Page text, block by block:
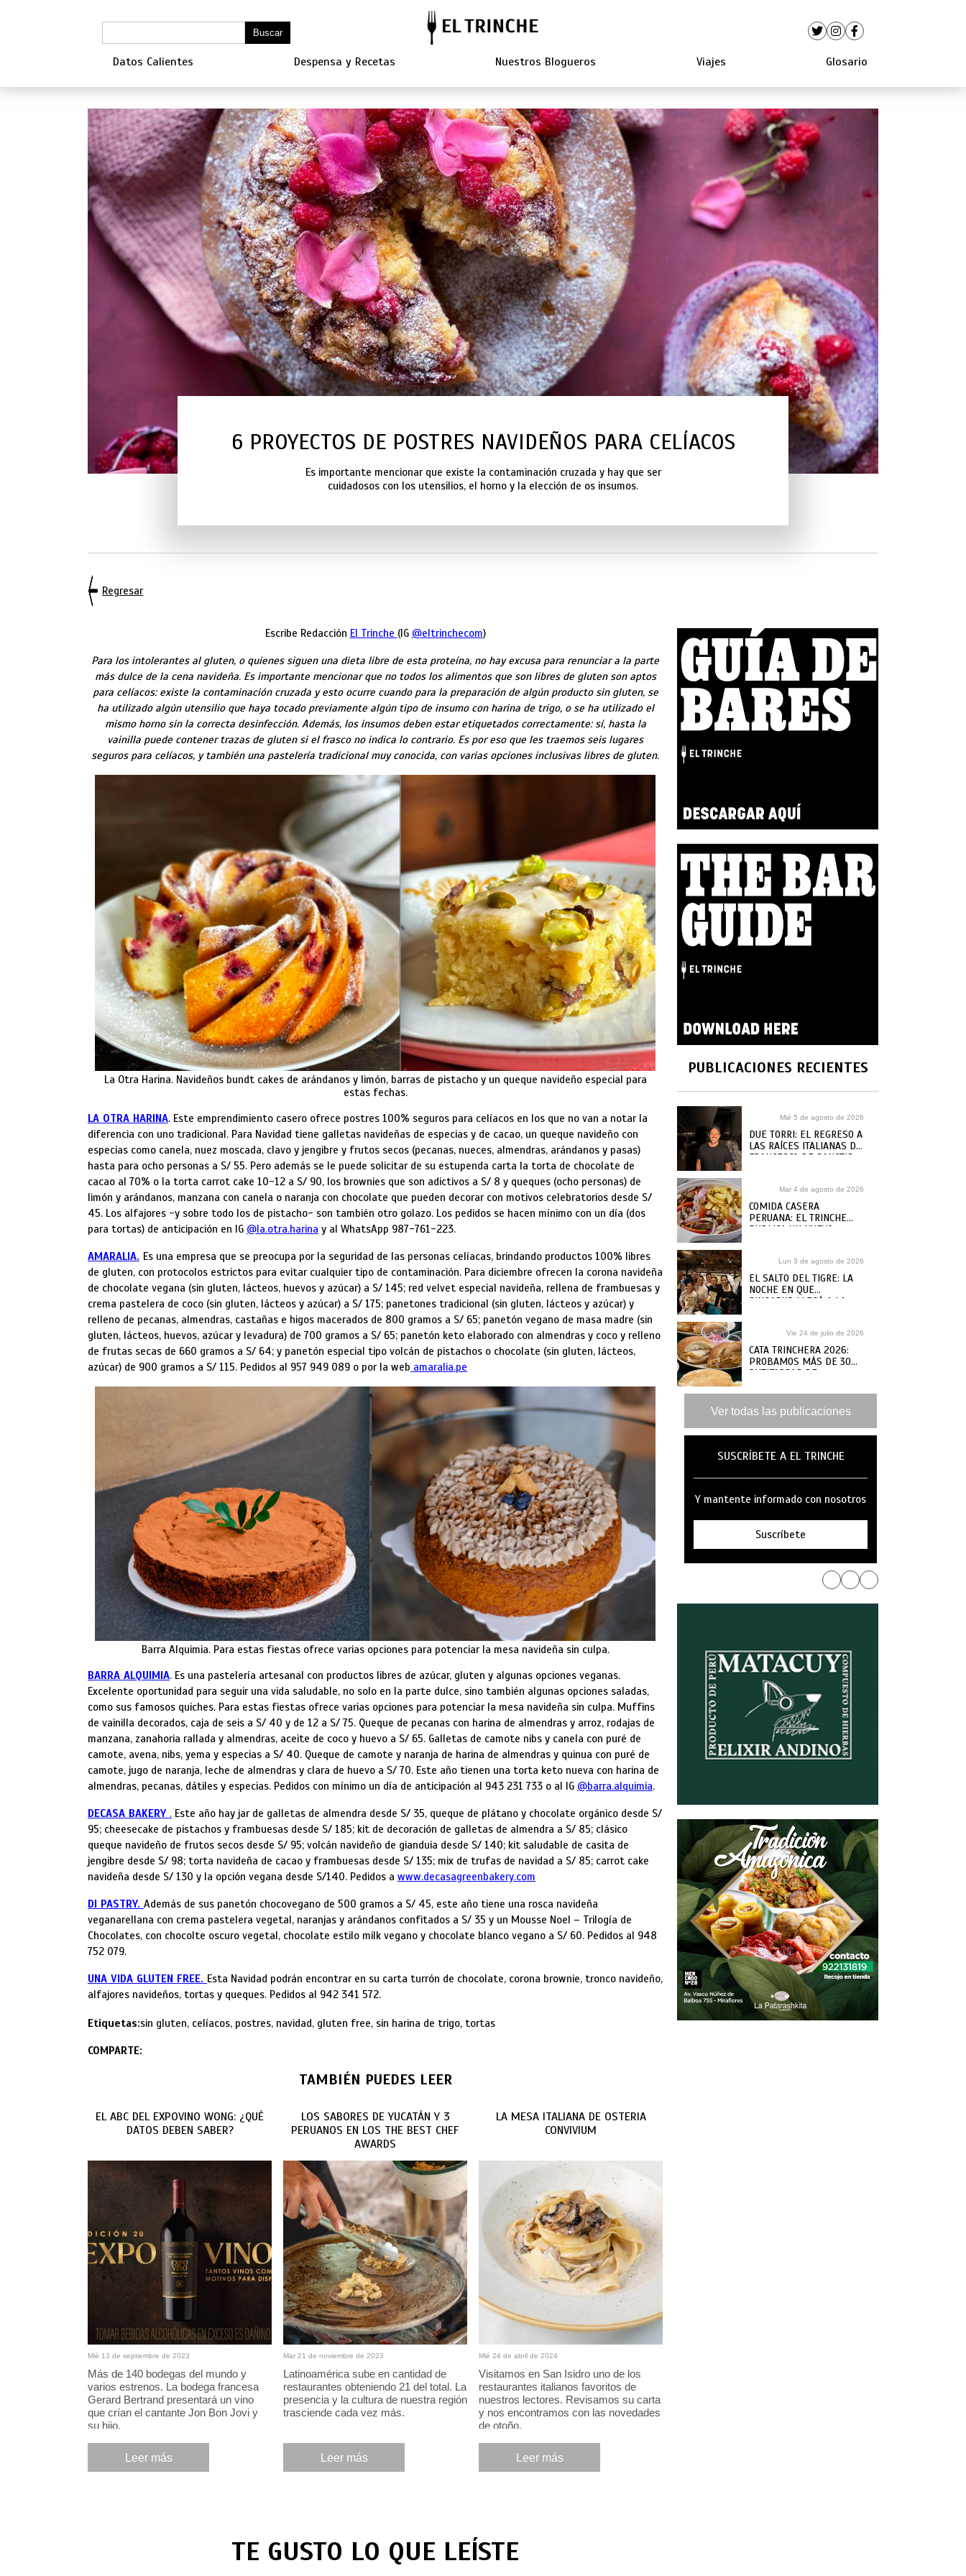
Datos Calientes Despensa y Recetas Nuestros Blogueros Viajes Glosario
6 PROYECTOS DE POSTRES NAVIDEÑOS PARA CELÍACOS
Es importante mencionar que existe la contaminación cruzada y hay que ser
cuidadosos con los utensilios, el horno y la elección de os insumos.
Regresar
Escribe Redacción El Trinche (IG @eltrinchecom)
Para los intolerantes al gluten, o quienes siguen una dieta libre de esta proteína, no hay excusa para renunciar a la parte
más dulce de la cena navideña. Es importante mencionar que no todos los alimentos que son libres de gluten son aptos
para celíacos: existe la contaminación cruzada y esto ocurre cuando para la preparación de algún producto sin gluten, se
ha utilizado algún utensilio que haya tocado previamente algún tipo de insumo con harina de trigo, o se ha utilizado el
mismo horno sin la correcta desinfección. Además, los insumos deben estar etiquetados correctamente: sí, hasta la
vainilla puede contener trazas de gluten si el frasco no indica lo contrario. Es por eso que les traemos seis lugares
seguros para celíacos, y también una pastelería tradicional muy conocida, con varias opciones inclusivas libres de gluten.
La Otra Harina. Navideños bundt cakes de arándanos y limón, barras de pistacho y un queque navideño especial para
estas fechas.
LA OTRA HARINA. Este emprendimiento casero ofrece postres 100% seguros para celíacos en los que no van a notar la
diferencia con uno tradicional. Para Navidad tiene galletas navideñas de especias y de cacao, un queque navideño con
especias como canela, nuez moscada, clavo y jengibre y frutos secos (pecanas, nueces, almendras, arándanos y pasas)
hasta para ocho personas a S/ 55. Pero además se le puede solicitar de su estupenda carta la torta de chocolate de
cacao al 70% o la torta carrot cake 10-12 a S/ 90, los brownies que son adictivos a S/ 8 y queques (ocho personas) de
limón y arándanos, manzana con canela o naranja con chocolate que pueden decorar con motivos celebratorios desde S/
45. Los alfajores -y sobre todo los de pistacho- son también otro golazo. Los pedidos se hacen mínimo con un día (dos
para tortas) de anticipación en IG @la.otra.harina y al WhatsApp 987-761-223.
AMARALIA. Es una empresa que se preocupa por la seguridad de las personas celíacas, brindando productos 100% libres
de gluten, con protocolos estrictos para evitar cualquier tipo de contaminación. Para diciembre ofrecen la corona navideña
de chocolate vegana (sin gluten, lácteos, huevos y azúcar) a S/ 145; red velvet especial navideña, rellena de frambuesas y
crema pastelera de coco (sin gluten, lácteos y azúcar) a S/ 175; panetones tradicional (sin gluten, lácteos y azúcar) y
relleno de pecanas, almendras, castañas e higos macerados de 800 gramos a S/ 65; panetón vegano de masa madre (sin
gluten, lácteos, huevos, azúcar y levadura) de 700 gramos a S/ 65; panetón keto elaborado con almendras y coco y relleno
de frutas secas de 660 gramos a S/ 64; y panetón especial tipo volcán de pistachos o chocolate (sin gluten, lácteos,
azúcar) de 900 gramos a S/ 115. Pedidos al 957 949 089 o por la web amaralia.pe
Barra Alquimia. Para estas fiestas ofrece varias opciones para potenciar la mesa navideña sin culpa.
BARRA ALQUIMIA. Es una pastelería artesanal con productos libres de azúcar, gluten y algunas opciones veganas.
Excelente oportunidad para seguir una vida saludable, no solo en la parte dulce, sino también algunas opciones saladas,
como sus famosos quiches. Para estas fiestas ofrece varias opciones para potenciar la mesa navideña sin culpa. Muffins
de vainilla decorados, caja de seis a S/ 40 y de 12 a S/ 75. Queque de pecanas con harina de almendras y arroz, rodajas de
manzana, zanahoria rallada y almendras, aceite de coco y huevo a S/ 65. Galletas de camote nibs y canela con puré de
camote, avena, nibs, yema y especias a S/ 40. Queque de camote y naranja de harina de almendras y quinua con puré de
camote, jugo de naranja, leche de almendras y clara de huevo a S/ 70. Este año tienen una torta keto nueva con harina de
almendras, pecanas, dátiles y especias. Pedidos con mínimo un día de anticipación al 943 231 733 o al IG @barra.alquimia.
DECASA BAKERY . Este año hay jar de galletas de almendra desde S/ 35, queque de plátano y chocolate orgánico desde S/
95; cheesecake de pistachos y frambuesas desde S/ 185; kit de decoración de galletas de almendra a S/ 85; clásico
queque navideño de frutos secos desde S/ 95; volcán navideño de gianduia desde S/ 140; kit saludable de casita de
jengibre desde S/ 98; torta navideña de cacao y frambuesas desde S/ 135; mix de trufas de navidad a S/ 85; carrot cake
navideña desde S/ 130 y la opción vegana desde S/140. Pedidos a www.decasagreenbakery.com
DI PASTRY. Además de sus panetón chocovegano de 500 gramos a S/ 45, este año tiene una rosca navideña
veganarellana con crema pastelera vegetal, naranjas y arándanos confitados a S/ 35 y un Mousse Noel – Trilogía de
Chocolates, con chocolte oscuro vegetal, chocolate estilo milk vegano y chocolate blanco vegano a S/ 60. Pedidos al 948
752 079.
UNA VIDA GLUTEN FREE. Esta Navidad podrán encontrar en su carta turrón de chocolate, corona brownie, tronco navideño,
alfajores navideños, tortas y queques. Pedidos al 942 341 572.
Etiquetas:sin gluten, celíacos, postres, navidad, gluten free, sin harina de trigo, tortas
COMPARTE:
TAMBIÉN PUEDES LEER
EL ABC DEL EXPOVINO WONG: ¿QUÉ
DATOS DEBEN SABER?
Mié 13 de septiembre de 2023
Más de 140 bodegas del mundo y
varios estrenos. La bodega francesa
Gerard Bertrand presentará un vino
que crían el cantante Jon Bon Jovi y
su hijo.
Leer más
LOS SABORES DE YUCATÁN Y 3
PERUANOS EN LOS THE BEST CHEF
AWARDS
Mar 21 de noviembre de 2023
Latinoamérica sube en cantidad de
restaurantes obteniendo 21 del total. La
presencia y la cultura de nuestra región
trasciende cada vez más.
Leer más
LA MESA ITALIANA DE OSTERIA
CONVIVIUM
Mié 24 de abril de 2024
Visitamos en San Isidro uno de los
restaurantes italianos favoritos de
nuestros lectores. Revisamos su carta
y nos encontramos con las novedades
de otoño.
Leer más
TE GUSTO LO QUE LEÍSTE
PUBLICACIONES RECIENTES
Mié 5 de agosto de 2026
DUE TORRI: EL REGRESO A
LAS RAÍCES ITALIANAS DE
FRANCESCO DE SANCTIS
Mar 4 de agosto de 2026
COMIDA CASERA
PERUANA: EL TRINCHE
PUBLICA UN NUEVO
Lun 3 de agosto de 2026
EL SALTO DEL TIGRE: LA
NOCHE EN QUE
SINGAPUR LLEGÓ A LA
Vie 24 de julio de 2026
CATA TRINCHERA 2026:
PROBAMOS MÁS DE 30
BUTIFARRAS DE
DE ANTAÑO PARA ELEGIR
LAS MEJORES
Ver todas las publicaciones
SUSCRÍBETE A EL TRINCHE
Y mantente informado con nosotros
Suscríbete